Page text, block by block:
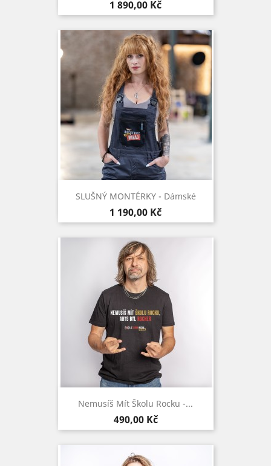
Cena
1 890,00 Kč
SLUŠNÝ MONTÉRKY - Dámské
Cena
1 190,00 Kč
Nemusíš Mít Školu Rocku -...
Cena
490,00 Kč